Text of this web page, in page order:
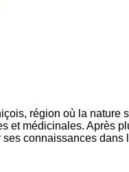
région où la nature
et médicinales. Après
connaissances dans